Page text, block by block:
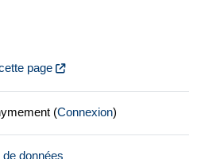
page
(Connexion)
données